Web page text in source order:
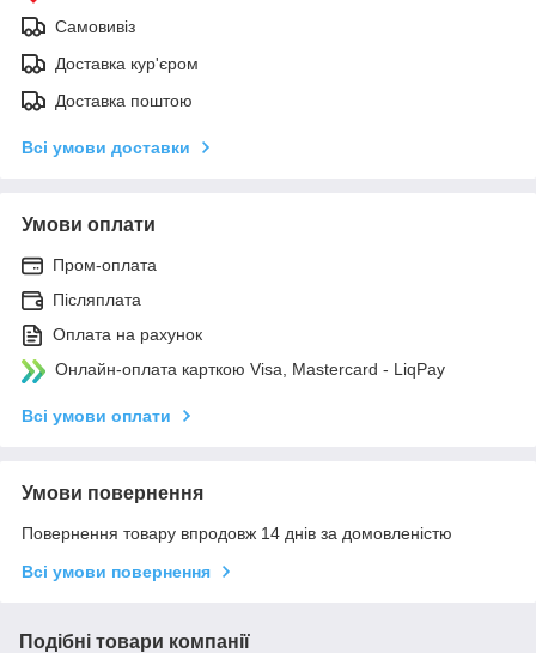
Самовивіз
Доставка кур'єром
Доставка поштою
Всі умови доставки
Умови оплати
Пром-оплата
Післяплата
Оплата на рахунок
Онлайн-оплата карткою Visa, Mastercard - LiqPay
Всі умови оплати
Умови повернення
Повернення товару впродовж 14 днів за домовленістю
Всі умови повернення
Подібні товари компанії